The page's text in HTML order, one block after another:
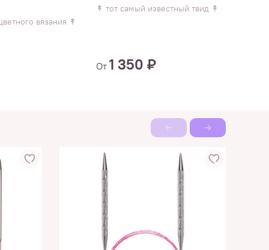
вязания ↟
↟ тот самый известный твид ↟
От 1 350 ₽